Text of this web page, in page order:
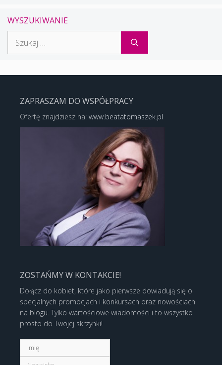
WYSZUKIWANIE
ZAPRASZAM DO WSPÓŁPRACY
Ofertę znajdziesz na: www.beatatomaszek.pl
ZOSTAŃMY W KONTAKCIE!
Dołącz do kobiet, które jako pierwsze dowiadują się o
specjalnych promocjach i konkursach oraz nowościach
na blogu. Tylko wartościowe wiadomości i to wszystko
prosto do Twojej skrzynki!